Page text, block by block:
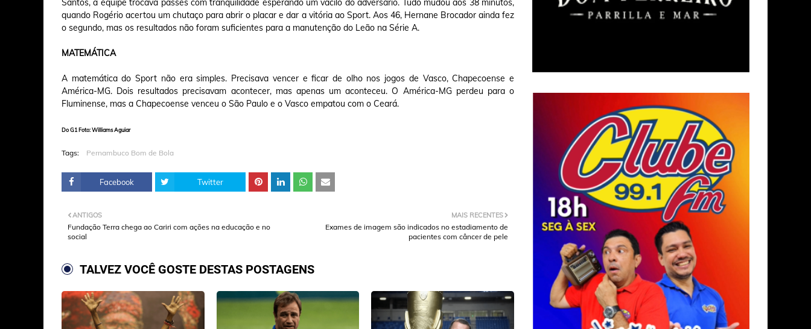
Santos, a equipe trocava passes com tranquilidade esperando um vacilo do adversário. Tudo mudou aos 38 minutos,
quando Rogério acertou um chutaço para abrir o placar e dar a vitória ao Sport. Aos 46, Hernane Brocador ainda fez
o segundo, mas os resultados não foram suficientes para a manutenção do Leão na Série A.
MATEMÁTICA
A matemática do Sport não era simples. Precisava vencer e ficar de olho nos jogos de Vasco, Chapecoense e
América-MG. Dois resultados precisavam acontecer, mas apenas um aconteceu. O América-MG perdeu para o
Fluminense, mas a Chapecoense venceu o São Paulo e o Vasco empatou com o Ceará.
Do G1 Foto: Williams Aguiar
Tags: Pernambuco Bom de Bola
Facebook Twitter
MAIS RECENTES
Exames de imagem são indicados no estadiamento de
pacientes com câncer de pele
ANTIGOS
Fundação Terra chega ao Cariri com ações na educação e no
social
TALVEZ VOCÊ GOSTE DESTAS POSTAGENS